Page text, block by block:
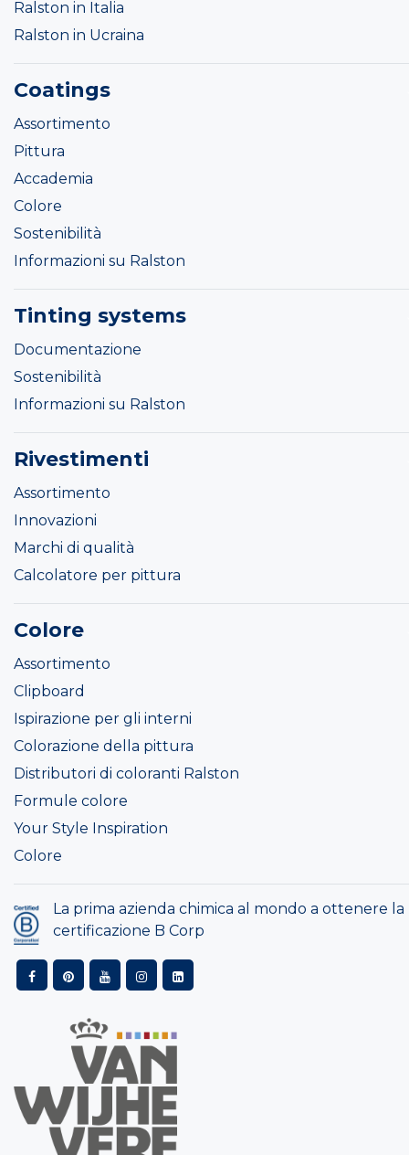
Ralston in Italia
Ralston in Ucraina
Coatings
Assortimento
Pittura
Accademia
Colore
Sostenibilità
Informazioni su Ralston
Tinting systems
Documentazione
Sostenibilità
Informazioni su Ralston
Rivestimenti
Assortimento
Innovazioni
Marchi di qualità
Calcolatore per pittura
Colore
Assortimento
Clipboard
Ispirazione per gli interni
Colorazione della pittura
Distributori di coloranti Ralston
Formule colore
Your Style Inspiration
Colore
La prima azienda chimica al mondo a ottenere la
certificazione B Corp